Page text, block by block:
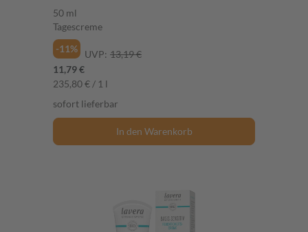
50 ml
Tagescreme
-11%
UVP: 13,19 €
11,79 €
235,80 € / 1 l
sofort lieferbar
In den Warenkorb